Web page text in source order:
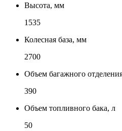
Высота, мм
1535
Колесная база, мм
2700
Объем багажного
390
Объем топливного бака, л
50